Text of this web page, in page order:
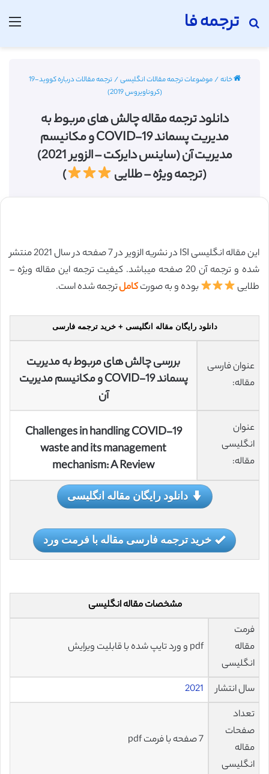
ترجمه فا
جستجو برای
خانه/موضوعات ترجمه مقالات انگلیسی/
ترجمه مقالات درباره کووید-19
(کروناویروس 2019)
دانلود ترجمه مقاله چالش های مربوط به
مدیریت پسماند COVID-19 و مکانیسم
مدیریت آن (ساینس دایرکت – الزویر 2021)
(ترجمه ویژه – طلایی
)
این مقاله انگلیسی ISI در نشریه الزویر در 7 صفحه در سال 2021 منتشر
شده و ترجمه آن 20 صفحه میباشد. کیفیت ترجمه این مقاله ویژه –
طلایی
بوده و به صورتکاملترجمه شده است.
دانلود رایگان مقاله انگلیسی + خرید ترجمه فارسی
عنوان فارسی
مقاله:
بررسی چالش های مربوط به مدیریت
پسماند COVID-19 و مکانیسم مدیریت
آن
عنوان
انگلیسی
مقاله:
Challenges in handling COVID-19
waste and its management
mechanism: A Review
دانلود رایگان مقاله انگلیسی
خرید ترجمه فارسی مقاله با فرمت ورد
مشخصات مقاله انگلیسی
فرمت
مقاله
انگلیسی
pdf و ورد تایپ شده با قابلیت ویرایش
سال انتشار
2021
تعداد
صفحات
مقاله
انگلیسی
7 صفحه با فرمت pdf